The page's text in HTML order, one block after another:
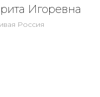
Игоревна
Россия